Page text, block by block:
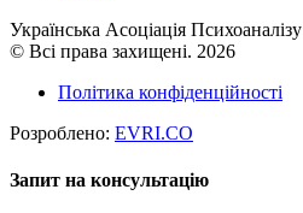
Українська Асоціація Психоаналізу
© Всі права захищені. 2026
Політика конфіденційності
Розроблено: EVRI.CO
Запит на консультацію